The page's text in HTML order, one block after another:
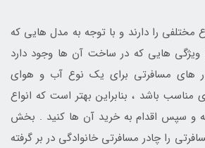
مختلفی را دارند و با توجه به مدل هایی که
هایی که در ساخت آن ها وجود دارد
های مسافرتی برای یک نوع آب و هوای
باشد ، بنابراین بهتر است که انواع
و سپس اقدام به خرید آن ها کنید . بخش
را چادر مسافرتی خانوادگی در بر گرفته